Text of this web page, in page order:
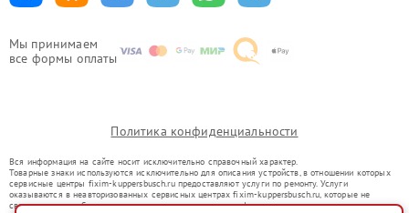
Мы принимаем
все формы оплаты
Политика конфиденциальности
Вся информация на сайте носит исключительно справочный характер.
Товарные знаки используются исключительно для описания устройств, в отношении которых
сервисные центры fixim-kuppersbusch.ru предоставляют услуги по ремонту. Услуги
оказываются в неавторизованных сервисных центрах fixim-kuppersbusch.ru, которые не
связаны с правообладателями товарных знаков или их официальными представителями.